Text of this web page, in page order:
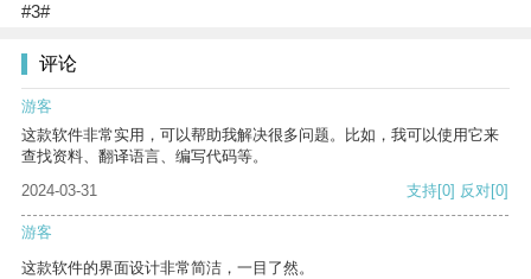
#3#
评论
游客
这款软件非常实用，可以帮助我解决很多问题。比如，我可以使用它来
查找资料、翻译语言、编写代码等。
2024-03-31
支持[0] 反对[0]
游客
这款软件的界面设计非常简洁，一目了然。